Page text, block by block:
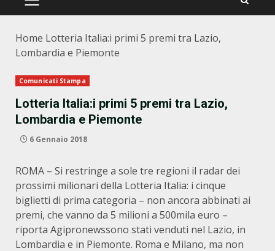
PRIMÄRES
Home Lotteria Italia:i primi 5 premi tra Lazio,
Lombardia e Piemonte
Comunicati Stampa
Lotteria Italia:i primi 5 premi tra Lazio,
Lombardia e Piemonte
6 Gennaio 2018
ROMA – Si restringe a sole tre regioni il radar dei
prossimi milionari della Lotteria Italia: i cinque
biglietti di prima categoria – non ancora abbinati ai
premi, che vanno da 5 milioni a 500mila euro –
riporta Agipronewssono stati venduti nel Lazio, in
Lombardia e in Piemonte. Roma e Milano, ma non